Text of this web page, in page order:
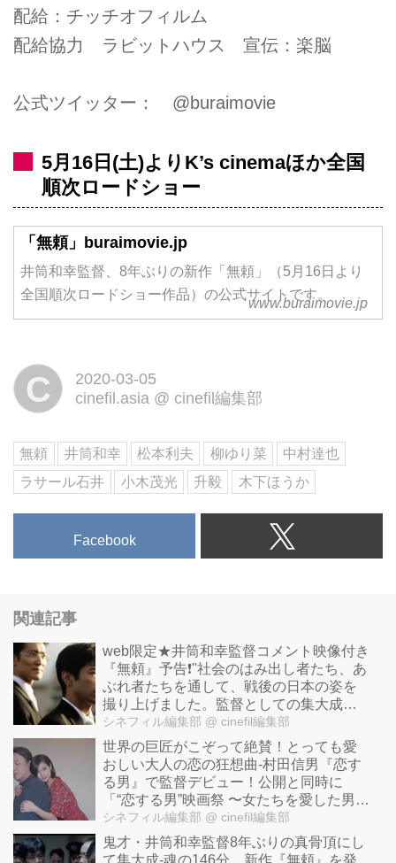
配給：チッチオフィルム
配給協力 ラビットハウス 宣伝：楽脳
公式ツイッター： @buraimovie
5月16日(土)よりK’s cinemaほか全国
順次ロードショー
「無頼」buraimovie.jp
井筒和幸監督、8年ぶりの新作「無頼」（5月16日より
全国順次ロードショー作品）の公式サイトです。
www.buraimovie.jp
C
2020-03-05
cinefil.asia @ cinefil編集部
無頼 井筒和幸 松本利夫 柳ゆり菜
中村達也
ラサール石井
小木茂光 升毅 木下ほうか
Facebook
関連記事
web限定★井筒和幸監督コメント映像付き
『無頼』予告❗️"社会のはみ出し者たち、あ
ぶれ者たちを通して、戦後の日本の姿を
撮り上げました。監督としての集大成に
なります"
シネフィル編集部 @ cinefil編集部
世界の巨匠がこぞって絶賛！とっても愛
おしい大人の恋の狂想曲-村田信男『恋す
る男』で監督デビュー！公開と同時に
「“恋する男”映画祭 〜女たちを愛した男た
ち〜」開催！
シネフィル編集部 @ cinefil編集部
鬼才・井筒和幸監督8年ぶりの真骨頂にし